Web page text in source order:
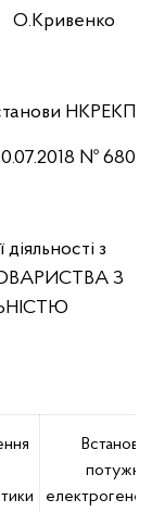
НКРЕКП
№ 680
з
З